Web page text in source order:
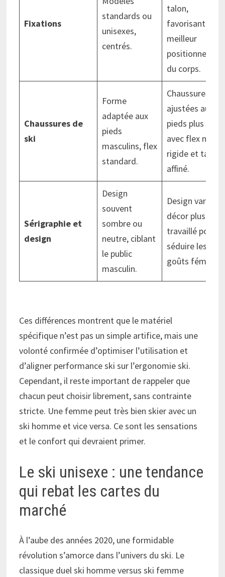
Fixations
standards ou
unisexes,
centrés.
talon,
favorisant un
meilleur
du corps.
Chaussures de
ski
Forme
adaptée aux
pieds
masculins, flex
standard.
Chaussures
ajustées aux
pieds plus fins,
avec flex moins
rigide et talon
affiné.
Sérigraphie et
design
Design
souvent
sombre ou
neutre, ciblant
le public
masculin.
Design varié,
décor plus
travaillé pour
séduire les
goûts
Ces différences montrent que le matériel
spécifique n’est pas un simple artifice, mais une
volonté confirmée d’optimiser l’utilisation et
d’aligner performance ski sur l’ergonomie ski.
Cependant, il reste important de rappeler que
chacun peut choisir librement, sans contrainte
stricte. Une femme peut très bien skier avec un
ski homme et vice versa. Ce sont les sensations
et le confort qui devraient primer.
Le ski unisexe : une tendance
qui rebat les cartes du
marché
À l’aube des années 2020, une formidable
révolution s’amorce dans l’univers du ski. Le
classique duel ski homme versus ski femme